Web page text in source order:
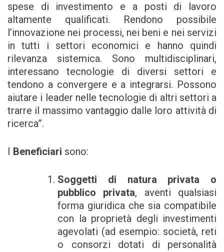
spese di investimento e a posti di lavoro
altamente qualificati. Rendono possibile
l’innovazione nei processi, nei beni e nei servizi
in tutti i settori economici e hanno quindi
rilevanza sistemica. Sono multidisciplinari,
interessano tecnologie di diversi settori e
tendono a convergere e a integrarsi. Possono
aiutare i leader nelle tecnologie di altri settori a
trarre il massimo vantaggio dalle loro attività di
ricerca”.
I Beneficiari sono:
Soggetti di natura privata o
pubblico privata, aventi qualsiasi
forma giuridica che sia compatibile
con la proprietà degli investimenti
agevolati (ad esempio: società, reti
o consorzi dotati di personalità